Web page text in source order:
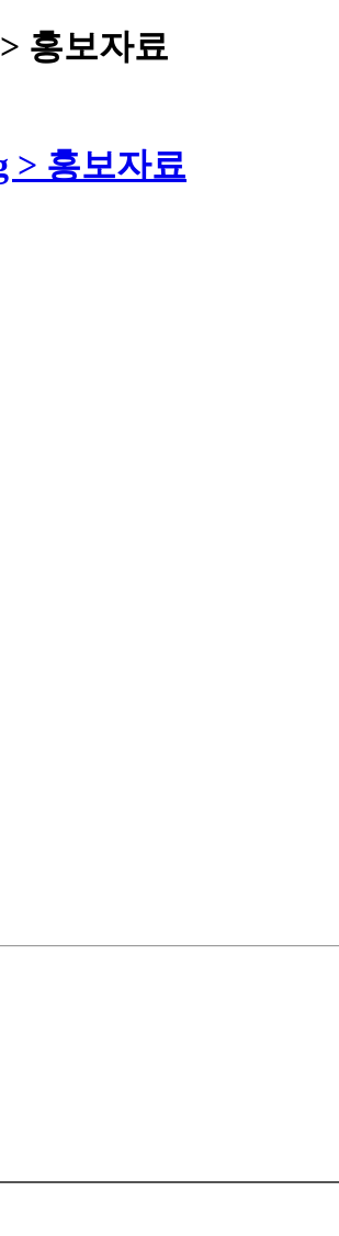
홍보자료